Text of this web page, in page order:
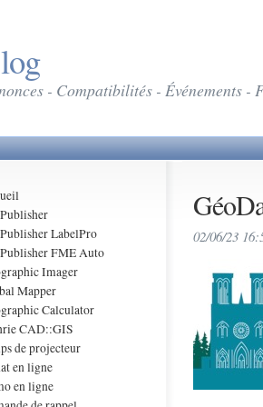
- Compatibilités - Événements
LabelPro
FME Auto
Imager
Mapper
Calculator
CAD::GIS
de projecteur
en ligne
en ligne
02/06/23